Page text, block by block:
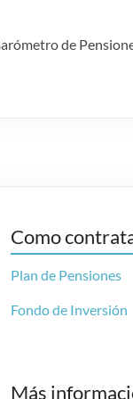
de
Como
Plan de Pensiones
Fondo de Inversión
Más